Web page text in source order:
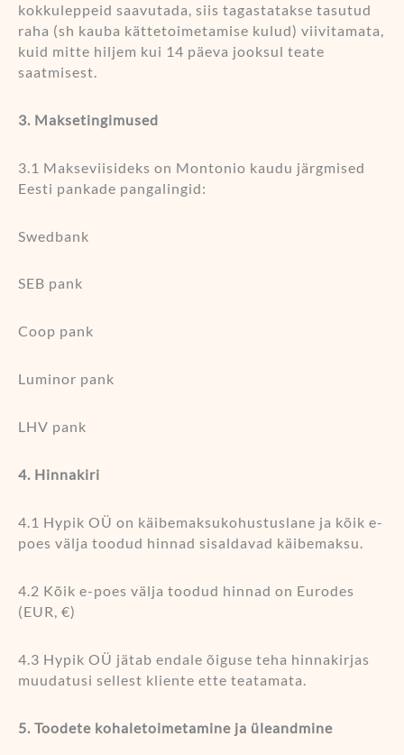
kokkuleppeid saavutada, siis tagastatakse tasutud
raha (sh kauba kättetoimetamise kulud) viivitamata,
kuid mitte hiljem kui 14 päeva jooksul teate
saatmisest.
3. Maksetingimused
3.1 Makseviisideks on Montonio kaudu järgmised
Eesti pankade pangalingid:
Swedbank
SEB pank
Coop pank
Luminor pank
LHV pank
4. Hinnakiri
4.1 Hypik OÜ on käibemaksukohustuslane ja kõik e-
poes välja toodud hinnad sisaldavad käibemaksu.
4.2 Kõik e-poes välja toodud hinnad on Eurodes
(EUR, €)
4.3 Hypik OÜ jätab endale õiguse teha hinnakirjas
muudatusi sellest kliente ette teatamata.
5. Toodete kohaletoimetamine ja üleandmine